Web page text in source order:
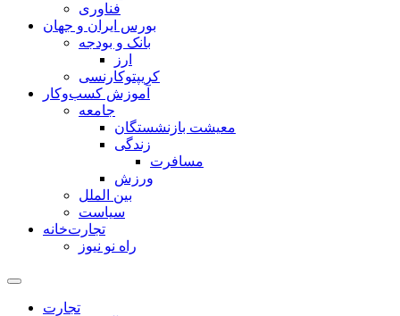
فناوری
بورس ایران و جهان
بانک و بودجه
ارز
کریپتوکارنسی
آموزش کسب‌وکار
جامعه
معیشت بازنشستگان
زندگی
مسافرت
ورزش
بین الملل
سیاست
تجارت‌خانه
راه نو نیوز
تجارت